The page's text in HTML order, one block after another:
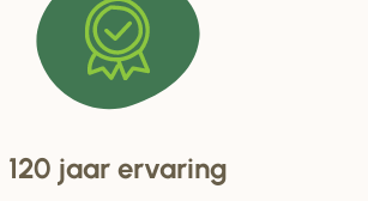
120 jaar ervaring